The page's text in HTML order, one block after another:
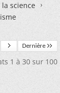
science
Dernière
1 à 30 sur 100